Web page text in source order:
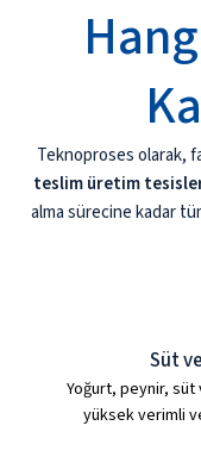
Teknoproses olarak,
teslim üretim
alma sürecine kadar
Süt
Yoğurt, peynir,
yüksek verimli